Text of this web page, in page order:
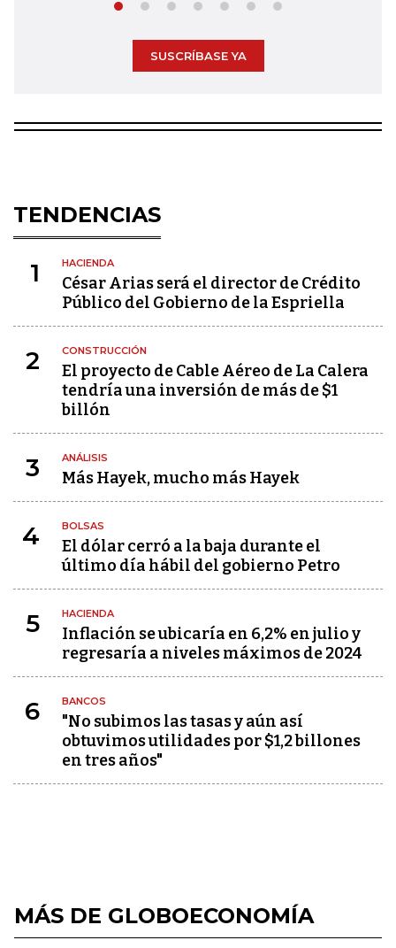
SUSCRÍBASE YA
TENDENCIAS
1 HACIENDA
César Arias será el director de Crédito
Público del Gobierno de la Espriella
2 CONSTRUCCIÓN
El proyecto de Cable Aéreo de La Calera
tendría una inversión de más de $1
billón
3 ANÁLISIS
Más Hayek, mucho más Hayek
4 BOLSAS
El dólar cerró a la baja durante el
último día hábil del gobierno Petro
5 HACIENDA
Inflación se ubicaría en 6,2% en julio y
regresaría a niveles máximos de 2024
6 BANCOS
"No subimos las tasas y aún así
obtuvimos utilidades por $1,2 billones
en tres años"
MÁS DE GLOBOECONOMÍA